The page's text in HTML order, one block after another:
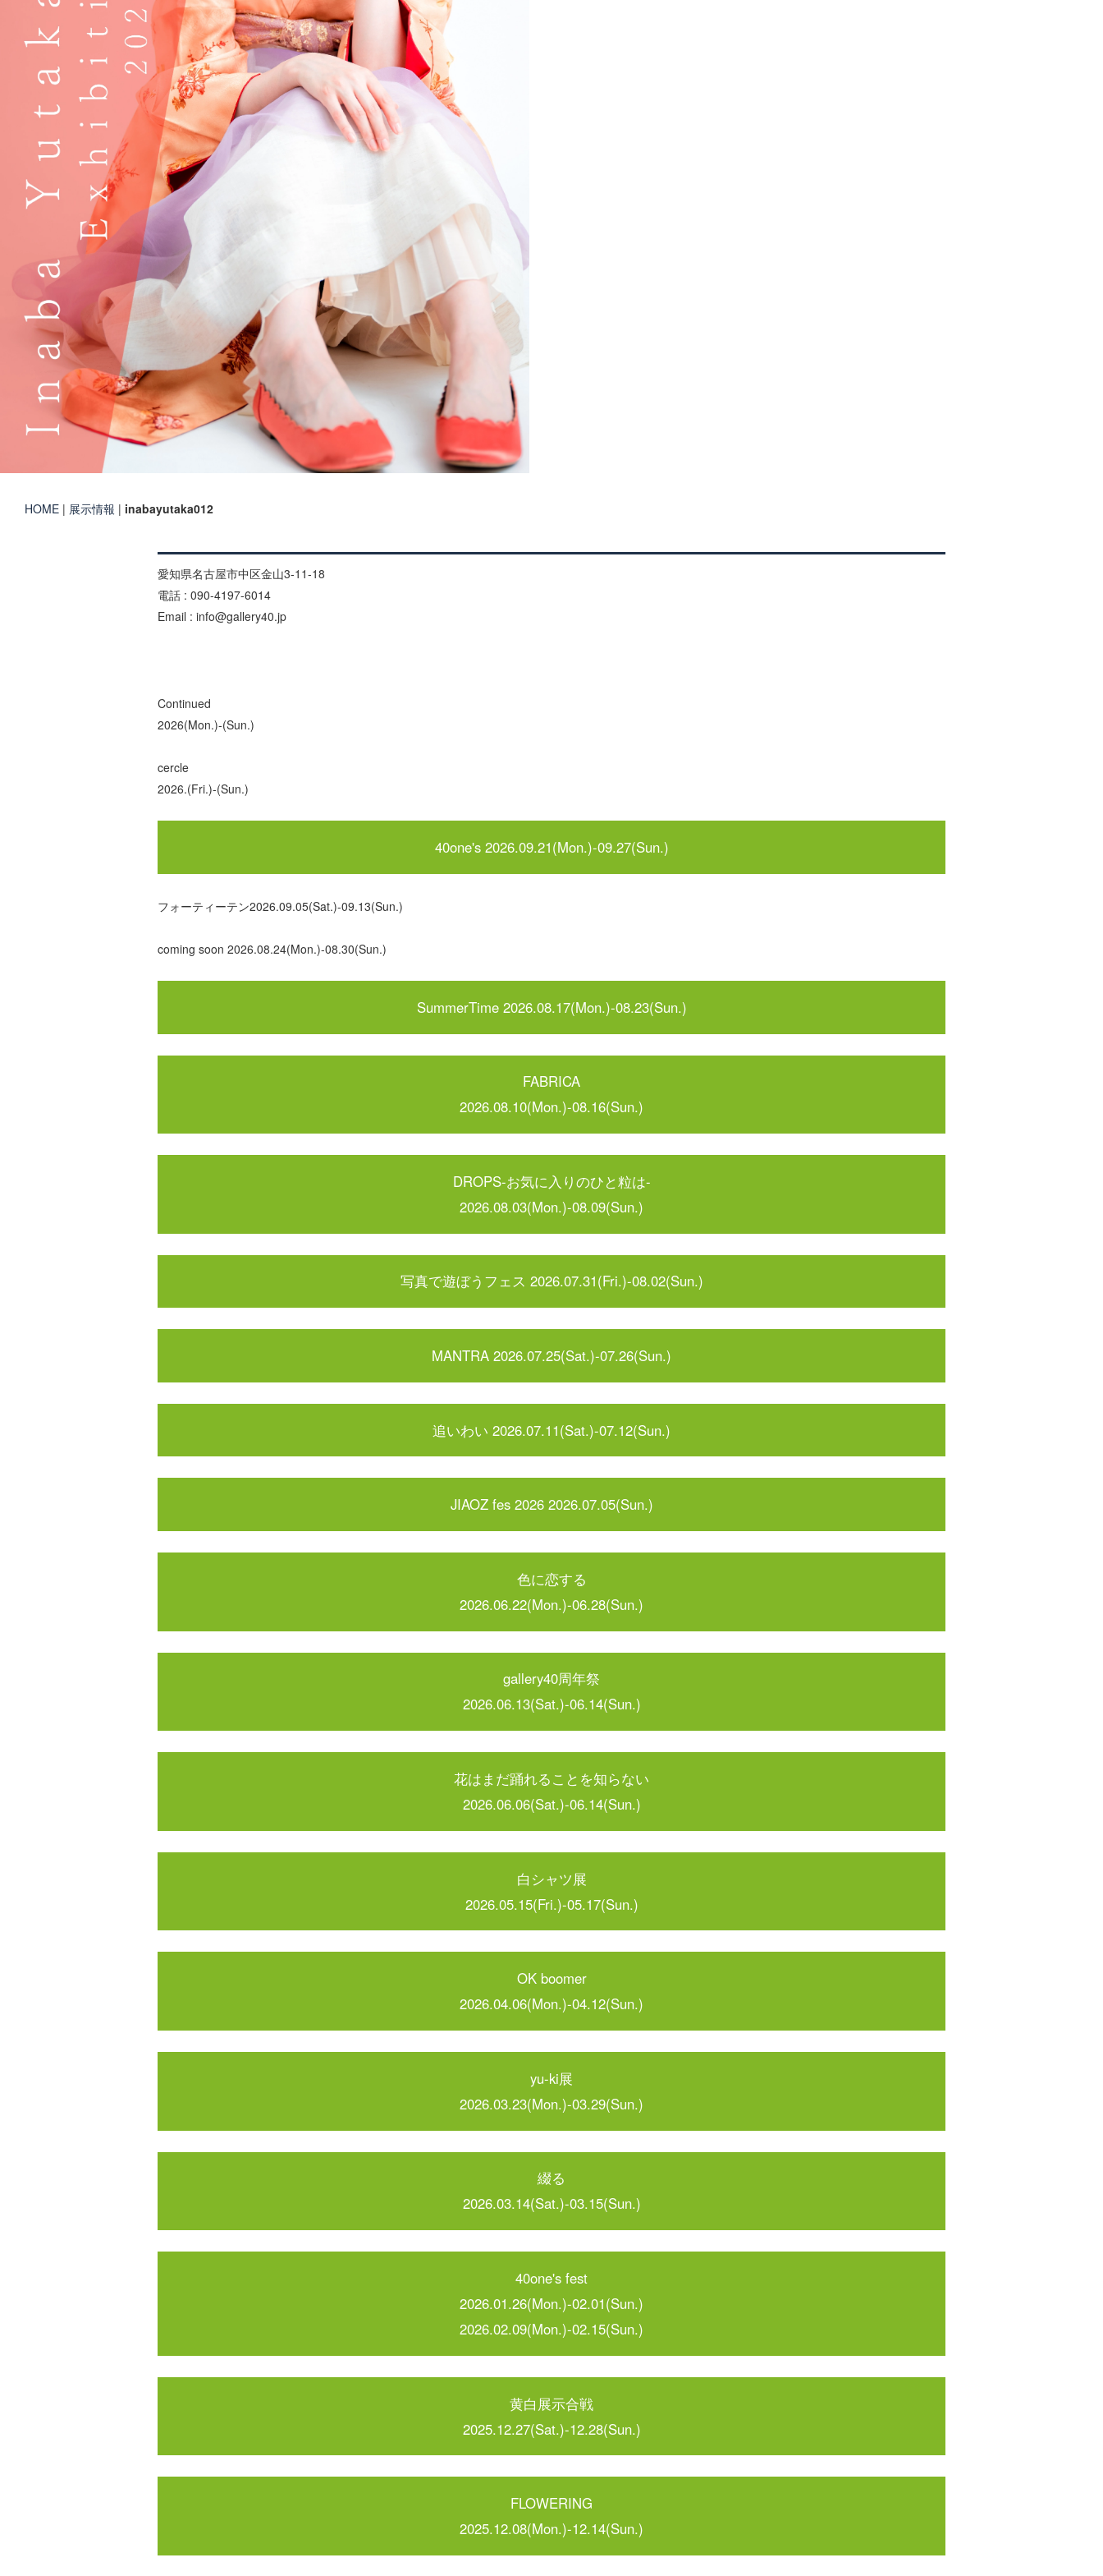
HOME | 展示情報 | inabayutaka012
愛知県名古屋市中区金山3-11-18
電話 : 090-4197-6014
Email : info@gallery40.jp
Continued
2026(Mon.)-(Sun.)
cercle
2026.(Fri.)-(Sun.)
40one's 2026.09.21(Mon.)-09.27(Sun.)
フォーティーテン2026.09.05(Sat.)-09.13(Sun.)
coming soon 2026.08.24(Mon.)-08.30(Sun.)
SummerTime 2026.08.17(Mon.)-08.23(Sun.)
FABRICA
2026.08.10(Mon.)-08.16(Sun.)
DROPS-お気に入りのひと粒は-
2026.08.03(Mon.)-08.09(Sun.)
写真で遊ぼうフェス 2026.07.31(Fri.)-08.02(Sun.)
MANTRA 2026.07.25(Sat.)-07.26(Sun.)
追いわい 2026.07.11(Sat.)-07.12(Sun.)
JIAOZ fes 2026 2026.07.05(Sun.)
色に恋する
2026.06.22(Mon.)-06.28(Sun.)
gallery40周年祭
2026.06.13(Sat.)-06.14(Sun.)
花はまだ踊れることを知らない
2026.06.06(Sat.)-06.14(Sun.)
白シャツ展
2026.05.15(Fri.)-05.17(Sun.)
OK boomer
2026.04.06(Mon.)-04.12(Sun.)
yu-ki展
2026.03.23(Mon.)-03.29(Sun.)
綴る
2026.03.14(Sat.)-03.15(Sun.)
40one's fest
2026.01.26(Mon.)-02.01(Sun.)
2026.02.09(Mon.)-02.15(Sun.)
黄白展示合戦
2025.12.27(Sat.)-12.28(Sun.)
FLOWERING
2025.12.08(Mon.)-12.14(Sun.)